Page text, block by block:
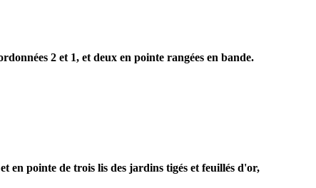
2 et 1, et deux en pointe rangées en bande.
en pointe de trois lis des jardins tigés et feuillés d'or,